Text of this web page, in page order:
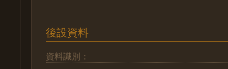
後設資料
資料識別：